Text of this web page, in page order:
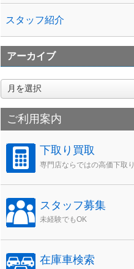
スタッフ紹介
アーカイブ
ア
ー
カ
イ
ブ
ご利用案内
下取り買取
専門店ならではの高価下取り
スタッフ募集
未経験でもOK
在庫車検索